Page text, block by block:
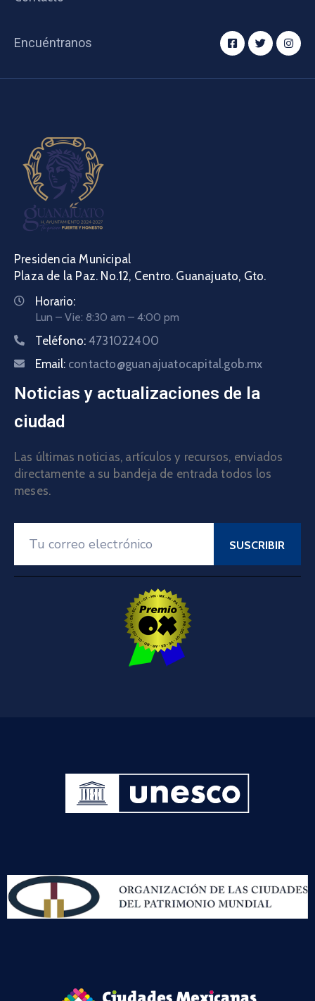
Encuéntranos
Presidencia Municipal
Plaza de la Paz. No.12, Centro. Guanajuato, Gto.
Horario:
Lun – Vie: 8:30 am – 4:00 pm
Teléfono: 4731022400
Email: contacto@guanajuatocapital.gob.mx
Noticias y actualizaciones de la
ciudad
Las últimas noticias, artículos y recursos, enviados
directamente a su bandeja de entrada todos los
meses.